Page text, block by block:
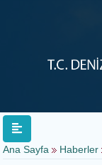
Ana Sayfa Haberler